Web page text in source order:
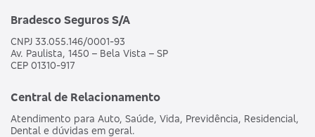
Bradesco Seguros S/A
CNPJ 33.055.146/0001-93
Av. Paulista, 1450 – Bela Vista – SP
CEP 01310-917
Central de Relacionamento
Atendimento para Auto, Saúde, Vida, Previdência, Residencial,
Dental e dúvidas em geral.